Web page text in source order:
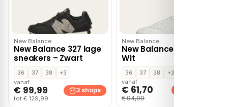
New Balance
New Balance 327 lage
sneakers – Zwart
36 37 38
+3
vanaf
€ 99,99
tot € 129,99
3 shops
New Balance
New Balance Bb80 –
Wit
36 37 38
+2
vanaf
€ 61,70
€ 94,99